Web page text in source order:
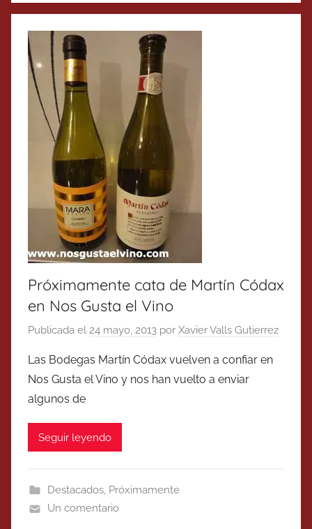
Próximamente cata de Martín Códax
en Nos Gusta el Vino
Publicada el 24 mayo, 2013 por Xavier Valls Gutierrez
Las Bodegas Martín Códax vuelven a confiar en
Nos Gusta el Vino y nos han vuelto a enviar
algunos de
Seguir leyendo
Destacados, Próximamente
Un comentario